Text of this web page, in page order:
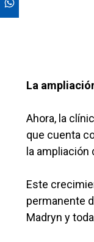
La
Ahora, la
que cuenta
la ampliación
Este
permanente
Madryn y